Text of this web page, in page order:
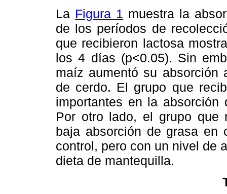
La Figura 1 muestra la
de los períodos de
que recibieron lactosa
los 4 días (p<0.05). Sin
maíz aumentó su absorción
de cerdo. El grupo que
importantes en la
Por otro lado, el grupo que
baja absorción de grasa en
control, pero con un nivel de
dieta de mantequilla.